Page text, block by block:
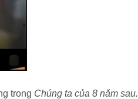
trong Chúng ta của 8 năm sau.